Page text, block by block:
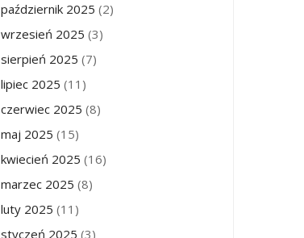
październik 2025 (2)
wrzesień 2025 (3)
sierpień 2025 (7)
lipiec 2025 (11)
czerwiec 2025 (8)
maj 2025 (15)
kwiecień 2025 (16)
marzec 2025 (8)
luty 2025 (11)
styczeń 2025 (3)